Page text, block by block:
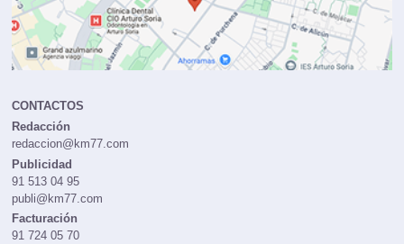
CONTACTOS
Redacción
redaccion@km77.com
Publicidad
91 513 04 95
publi@km77.com
Facturación
91 724 05 70